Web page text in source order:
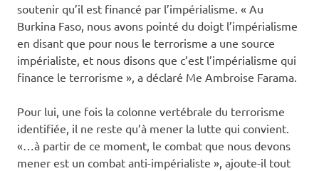
soutenir qu’il est financé par l’impérialisme. « Au
Burkina Faso, nous avons pointé du doigt l’impérialisme
en disant que pour nous le terrorisme a une source
impérialiste, et nous disons que c’est l’impérialisme qui
finance le terrorisme », a déclaré Me Ambroise Farama.
Pour lui, une fois la colonne vertébrale du terrorisme
identifiée, il ne reste qu’à mener la lutte qui convient.
«…à partir de ce moment, le combat que nous devons
mener est un combat anti-impérialiste », ajoute-il tout